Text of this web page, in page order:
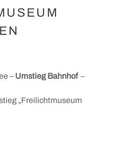
– Umstieg Bahnhof–
„Freilichtmuseum